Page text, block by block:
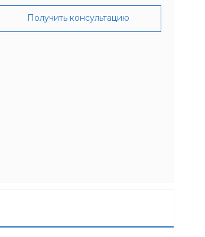
Получить консультацию